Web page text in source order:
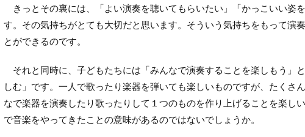
きっとその裏には、「よい演奏を聴いてもらいたい」「かっこいい姿
す。その気持ちがとても大切だと思います。そういう気持ちをもって演
とができるのです。
それと同時に、子どもたちには「みんなで演奏することを楽しもう」
しむ」です。一人で歌ったり楽器を弾いても楽しいものですが、たくさ
なで楽器を演奏したり歌ったりして１つのものを作り上げることを楽し
で音楽をやってきたことの意味があるのではないでしょうか。